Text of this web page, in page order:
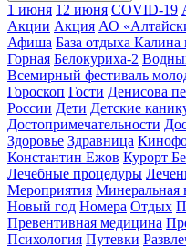
1 июня 12 июня COVID-19
Акции Акция АО
Афиша База отдыха Калина
Горная Белокуриха-2
Всемирный фестиваль
Гороскоп Гости Денисова
России Дети Детские
Достопримечательности
Здоровье Здравница
Константин Ежов Курорт
Лечебные процедуры
Мероприятия Минеральная
Новый год Номера Отдых
Превентивная медицина
Психология Путевки